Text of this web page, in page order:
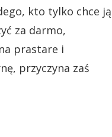
kto tylko chce ją
za darmo,
prastare i
przyczyna zaś